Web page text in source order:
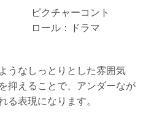
ピクチャーコント
ロール：ドラマ
うなしっとりとした雰囲気
抑えることで、アンダーなが
る表現になります。